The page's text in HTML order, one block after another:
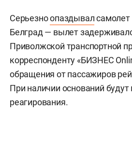
Серьезноопаздывалсамолет
Белград — вылет
Приволжской транспортной
корреспонденту «БИЗНЕС
обращения от пассажиров
При наличии оснований
реагирования.